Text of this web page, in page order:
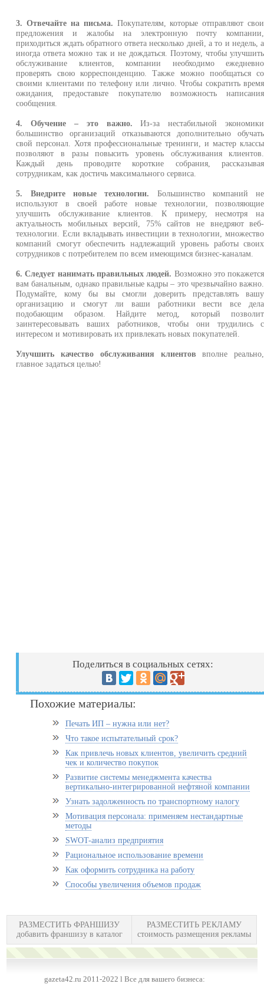
3. Отвечайте на письма. Покупателям, которые отправляют свои
предложения и жалобы на электронную почту компании,
приходиться ждать обратного ответа несколько дней, а то и недель, а
иногда ответа можно так и не дождаться. Поэтому, чтобы улучшить
обслуживание клиентов, компании необходимо ежедневно
проверять свою корреспонденцию. Также можно пообщаться со
своими клиентами по телефону или лично. Чтобы сократить время
ожидания, предоставьте покупателю возможность написания
сообщения.
4. Обучение – это важно. Из-за нестабильной экономики
большинство организаций отказываются дополнительно обучать
свой персонал. Хотя профессиональные тренинги, и мастер классы
позволяют в разы повысить уровень обслуживания клиентов.
Каждый день проводите короткие собрания, рассказывая
сотрудникам, как достичь максимального сервиса.
5. Внедрите новые технологии. Большинство компаний не
используют в своей работе новые технологии, позволяющие
улучшить обслуживание клиентов. К примеру, несмотря на
актуальность мобильных версий, 75% сайтов не внедряют веб-
технологии. Если вкладывать инвестиции в технологии, множество
компаний смогут обеспечить надлежащий уровень работы своих
сотрудников с потребителем по всем имеющимся бизнес-каналам.
6. Следует нанимать правильных людей. Возможно это покажется
вам банальным, однако правильные кадры – это чрезвычайно важно.
Подумайте, кому бы вы смогли доверить представлять вашу
организацию и смогут ли ваши работники вести все дела
подобающим образом. Найдите метод, который позволит
заинтересовывать ваших работников, чтобы они трудились с
интересом и мотивировать их привлекать новых покупателей.
Улучшить качество обслуживания клиентов вполне реально,
главное задаться целью!
Поделиться в социальных сетях:
Похожие материалы:
Печать ИП – нужна или нет?
Что такое испытательный срок?
Как привлечь новых клиентов, увеличить средний
чек и количество покупок
Развитие системы менеджмента качества
вертикально-интегрированной нефтяной компании
Узнать задолженность по транспортному налогу
Мотивация персонала: применяем нестандартные
методы
SWOT-анализ предприятия
Рациональное использование времени
Как оформить сотрудника на работу
Способы увеличения объемов продаж
РАЗМЕСТИТЬ ФРАНШИЗУ
добавить франшизу в каталог
РАЗМЕСТИТЬ РЕКЛАМУ
стоимость размещения рекламы
gazeta42.ru 2011-2022 l Все для вашего бизнеса: